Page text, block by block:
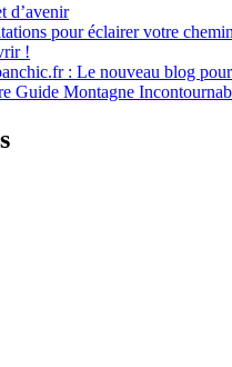
d’avenir
pour éclairer votre
!
: Le nouveau blog
Guide Montagne